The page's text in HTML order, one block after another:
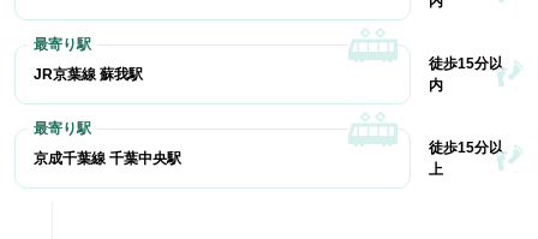
JR京葉線 蘇我駅
徒歩15分以
内
京成千葉線 千葉中央駅
徒歩15分以
上